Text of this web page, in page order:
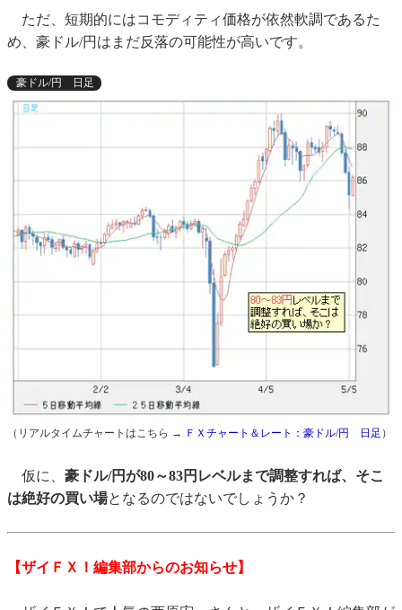
ただ、短期的にはコモディティ価格が依然軟調であるた
め、豪ドル/円はまだ反落の可能性が高いです。
豪ドル/円 日足
（リアルタイムチャートはこちら → ＦＸチャート＆レート：豪ドル/円 日足 ）
仮に、 豪ドル/円が80～83円レベルまで調整すれば、そこ
は絶好の買い場となるのではないでしょうか？
【ザイＦＸ！編集部からのお知らせ】